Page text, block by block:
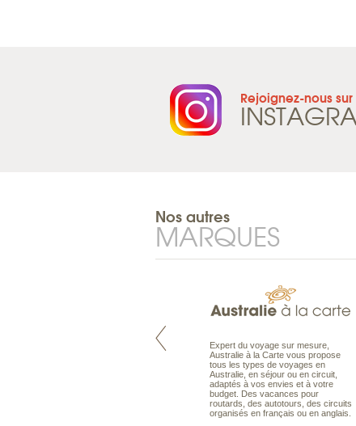
Rejoignez-nous sur
Nos autres
MARQUES
Pacifique à la carte est le spécialiste
Expert du voyage sur mesure,
Australie à la Carte vous propose
tous les types de voyages en
Australie, en séjour ou en circuit,
adaptés à vos envies et à votre
budget. Des vacances pour
routards, des autotours, des circuits
organisés en français ou en anglais.